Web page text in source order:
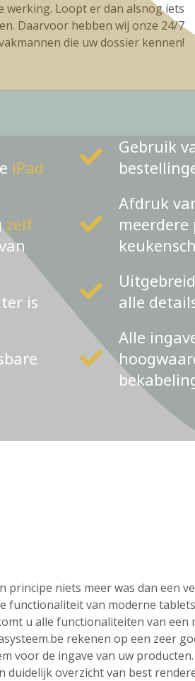
werking. Loopt er dan alsnog iets
Daarvoor hebben wij onze 24/7
die uw dossier kennen!
iPad
zelf
is
Gebruik
Afdruk
alle
Alle
niets meer was dan een
functionaliteit van moderne
u alle functionaliteiten van een
rekenen op een zeer
voor de ingave van uw
overzicht van best